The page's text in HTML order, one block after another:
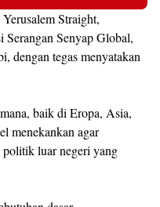
Straight,
Senyap Global,
dengan tegas menyatakan
baik di Eropa, Asia,
menekankan agar
luar negeri yang